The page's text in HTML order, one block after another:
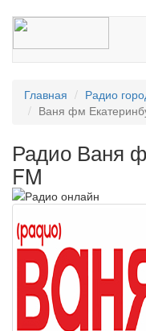
Главная Радио
Ваня фм
Радио Ваня
FM